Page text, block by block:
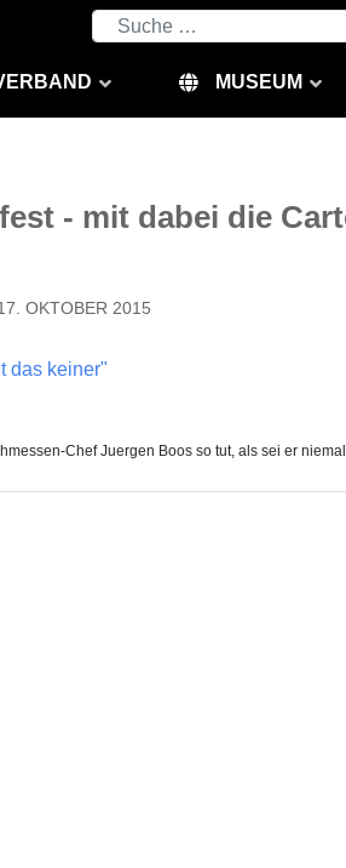
Suchen
MUSEUM
- mit dabei die
OKTOBER 2015
das keiner"
Chef Juergen Boos so tut, als sei er